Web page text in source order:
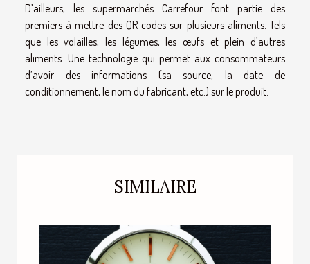
D’ailleurs, les supermarchés Carrefour font partie des
premiers à mettre des QR codes sur plusieurs aliments. Tels
que les volailles, les légumes, les œufs et plein d’autres
aliments. Une technologie qui permet aux consommateurs
d’avoir des informations (sa source, la date de
conditionnement, le nom du fabricant, etc.) sur le produit.
SIMILAIRE